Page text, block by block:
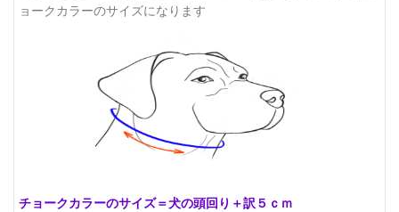
ョークカラーのサイズになります
チョークカラーのサイズ＝犬の頭回り＋訳５ｃｍ